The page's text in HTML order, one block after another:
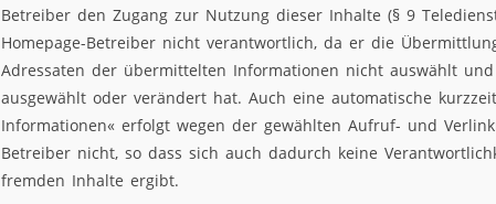
Betreiber den Zugang zur Nutzung dieser Inhalte (§ 9
Homepage-Betreiber nicht verantwortlich, da er die
Adressaten der übermittelten Informationen nicht auswählt
ausgewählt oder verändert hat. Auch eine automatische
Informationen« erfolgt wegen der gewählten Aufruf- und
Betreiber nicht, so dass sich auch dadurch keine
fremden Inhalte ergibt.